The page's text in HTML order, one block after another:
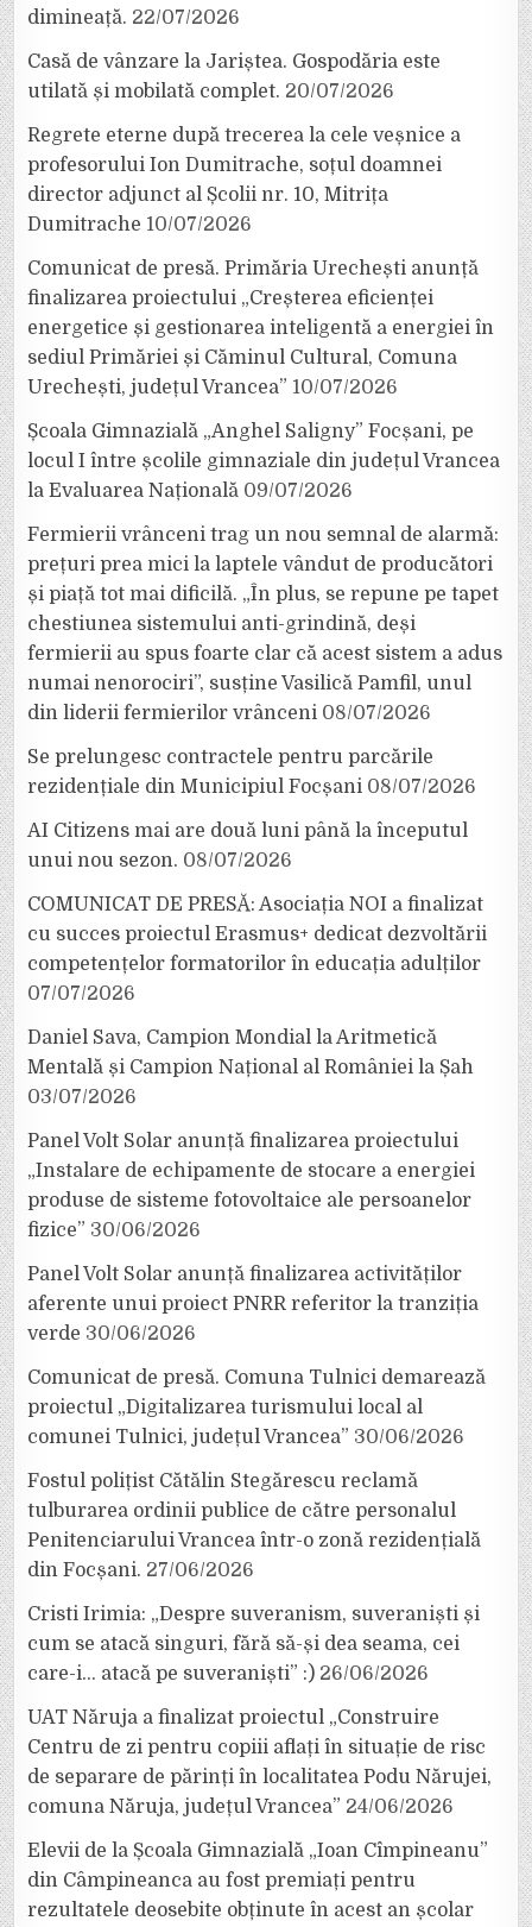
dimineață. 22/07/2026
Casă de vânzare la Jariștea. Gospodăria este
utilată și mobilată complet. 20/07/2026
Regrete eterne după trecerea la cele veșnice a
profesorului Ion Dumitrache, soțul doamnei
director adjunct al Școlii nr. 10, Mitrița
Dumitrache 10/07/2026
Comunicat de presă. Primăria Urechești anunță
finalizarea proiectului „Creșterea eficienței
energetice și gestionarea inteligentă a energiei în
sediul Primăriei și Căminul Cultural, Comuna
Urechești, județul Vrancea” 10/07/2026
Școala Gimnazială „Anghel Saligny” Focșani, pe
locul I între școlile gimnaziale din județul Vrancea
la Evaluarea Națională 09/07/2026
Fermierii vrânceni trag un nou semnal de alarmă:
prețuri prea mici la laptele vândut de producători
și piață tot mai dificilă. „În plus, se repune pe tapet
chestiunea sistemului anti-grindină, deși
fermierii au spus foarte clar că acest sistem a adus
numai nenorociri”, susține Vasilică Pamfil, unul
din liderii fermierilor vrânceni 08/07/2026
Se prelungesc contractele pentru parcările
rezidențiale din Municipiul Focșani 08/07/2026
AI Citizens mai are două luni până la începutul
unui nou sezon. 08/07/2026
COMUNICAT DE PRESĂ: Asociația NOI a finalizat
cu succes proiectul Erasmus+ dedicat dezvoltării
competențelor formatorilor în educația adulților
07/07/2026
Daniel Sava, Campion Mondial la Aritmetică
Mentală și Campion Național al României la Șah
03/07/2026
Panel Volt Solar anunță finalizarea proiectului
„Instalare de echipamente de stocare a energiei
produse de sisteme fotovoltaice ale persoanelor
fizice” 30/06/2026
Panel Volt Solar anunță finalizarea activităților
aferente unui proiect PNRR referitor la tranziția
verde 30/06/2026
Comunicat de presă. Comuna Tulnici demarează
proiectul „Digitalizarea turismului local al
comunei Tulnici, județul Vrancea” 30/06/2026
Fostul polițist Cătălin Stegărescu reclamă
tulburarea ordinii publice de către personalul
Penitenciarului Vrancea într-o zonă rezidențială
din Focșani. 27/06/2026
Cristi Irimia: „Despre suveranism, suveraniști și
cum se atacă singuri, fără să-și dea seama, cei
care-i… atacă pe suveraniști” :) 26/06/2026
UAT Năruja a finalizat proiectul „Construire
Centru de zi pentru copiii aflați în situație de risc
de separare de părinți în localitatea Podu Nărujei,
comuna Năruja, județul Vrancea” 24/06/2026
Elevii de la Școala Gimnazială „Ioan Cîmpineanu”
din Câmpineanca au fost premiați pentru
rezultatele deosebite obținute în acest an școlar